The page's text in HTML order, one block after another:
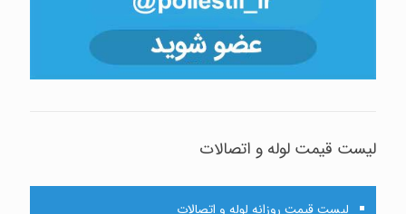
لیست قیمت لوله و اتصالات
لیست قیمت روزانه لوله و اتصالات